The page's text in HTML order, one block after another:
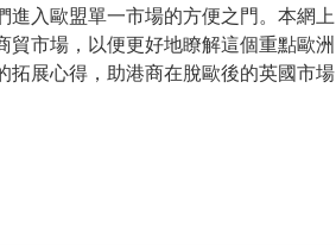
入歐盟單一市場的方便之門。本網上
市場，以便更好地瞭解這個重點歐洲
拓展心得，助港商在脫歐後的英國市場